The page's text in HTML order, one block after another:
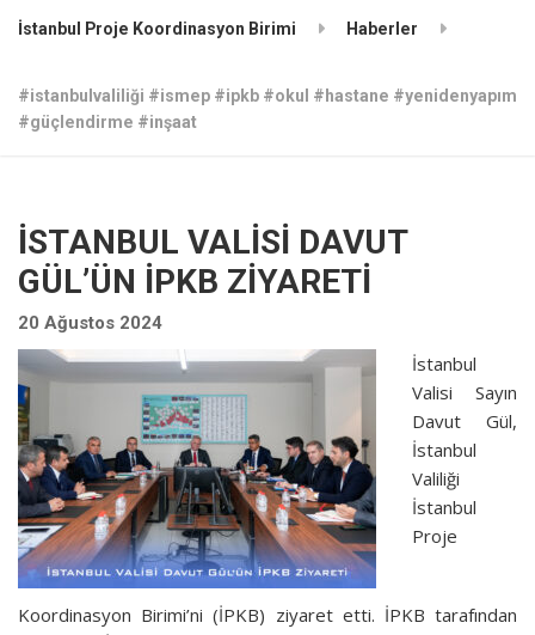
İstanbul Proje Koordinasyon Birimi Haberler
#istanbulvaliliği #ismep #ipkb #okul #hastane #yenidenyapım
#güçlendirme #inşaat
İSTANBUL VALİSİ DAVUT
GÜL’ÜN İPKB ZİYARETİ
20 Ağustos 2024
İstanbul
Valisi Sayın
Davut Gül,
İstanbul
Valiliği
İstanbul
Proje
Koordinasyon Birimi’ni (İPKB) ziyaret etti. İPKB tarafından